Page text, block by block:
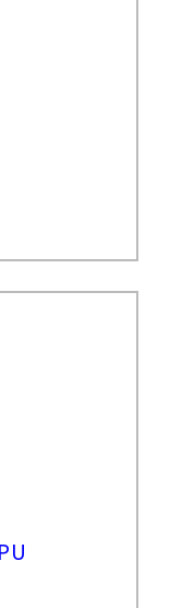
定を延長し
ません。
なくなった
受講料は（見
すので、ご了